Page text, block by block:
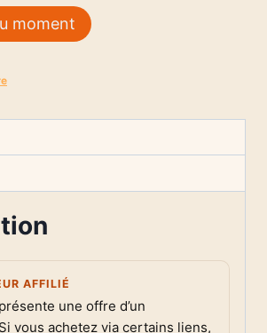
moment
AFFILIÉ
une offre d’un
vous achetez via certains liens,